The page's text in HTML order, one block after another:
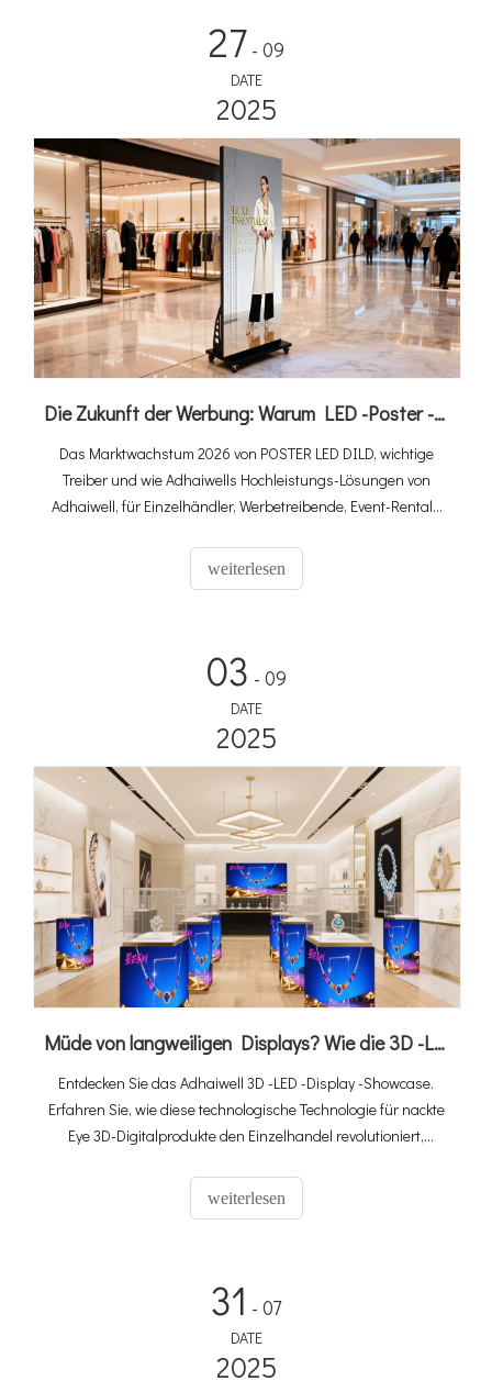
27 - 09
DATE
2025
Die Zukunft der Werbung: Warum LED -Poster -Displays Ihr nächster großer ROI？ sind
Das Marktwachstum 2026 von POSTER LED DILD, wichtige
Treiber und wie Adhaiwells Hochleistungs-Lösungen von
Adhaiwell, für Einzelhändler, Werbetreibende, Event-Rentals
weiterlesen
03 - 09
DATE
2025
Müde von langweiligen Displays? Wie die 3D -LED -Display -Hülle Ihre Produkte hervorhebt
Entdecken Sie das Adhaiwell 3D -LED -Display -Showcase.
Erfahren Sie, wie diese technologische Technologie für nackte
Eye 3D-Digitalprodukte den Einzelhandel revolutioniert,
immersiven Produktdisplays mit virtuellen Methoden fördert.
weiterlesen
31 - 07
DATE
2025